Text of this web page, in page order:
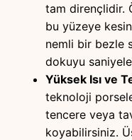
tam dirençlidir.
bu yüzeye
nemli bir bezle
dokuyu
Yüksek Isı ve
teknoloji
tencere veya
koyabilirsiniz.